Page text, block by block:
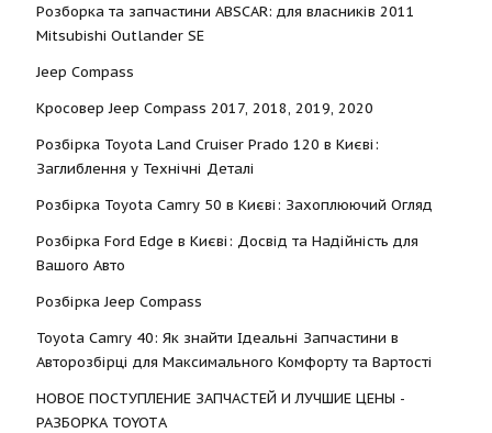
Розборка та запчастини ABSCAR: для власників 2011
Mitsubishi Outlander SE
Jeep Compass
Кросовер Jeep Compass 2017, 2018, 2019, 2020
Розбірка Toyota Land Cruiser Prado 120 в Києві:
Заглиблення у Технічні Деталі
Розбірка Toyota Camry 50 в Києві: Захоплюючий Огляд
Розбірка Ford Edge в Києві: Досвід та Надійність для
Вашого Авто
Розбірка Jeep Compass
Toyota Camry 40: Як знайти Ідеальні Запчастини в
Авторозбірці для Максимального Комфорту та Вартості
НОВОЕ ПОСТУПЛЕНИЕ ЗАПЧАСТЕЙ И ЛУЧШИЕ ЦЕНЫ -
РАЗБОРКА TOYOTА